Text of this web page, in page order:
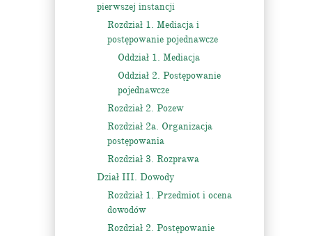
pierwszej instancji
Rozdział 1. Mediacja i
postępowanie pojednawcze
Oddział 1. Mediacja
Oddział 2. Postępowanie
pojednawcze
Rozdział 2. Pozew
Rozdział 2a. Organizacja
postępowania
Rozdział 3. Rozprawa
Dział III. Dowody
Rozdział 1. Przedmiot i ocena
dowodów
Rozdział 2. Postępowanie